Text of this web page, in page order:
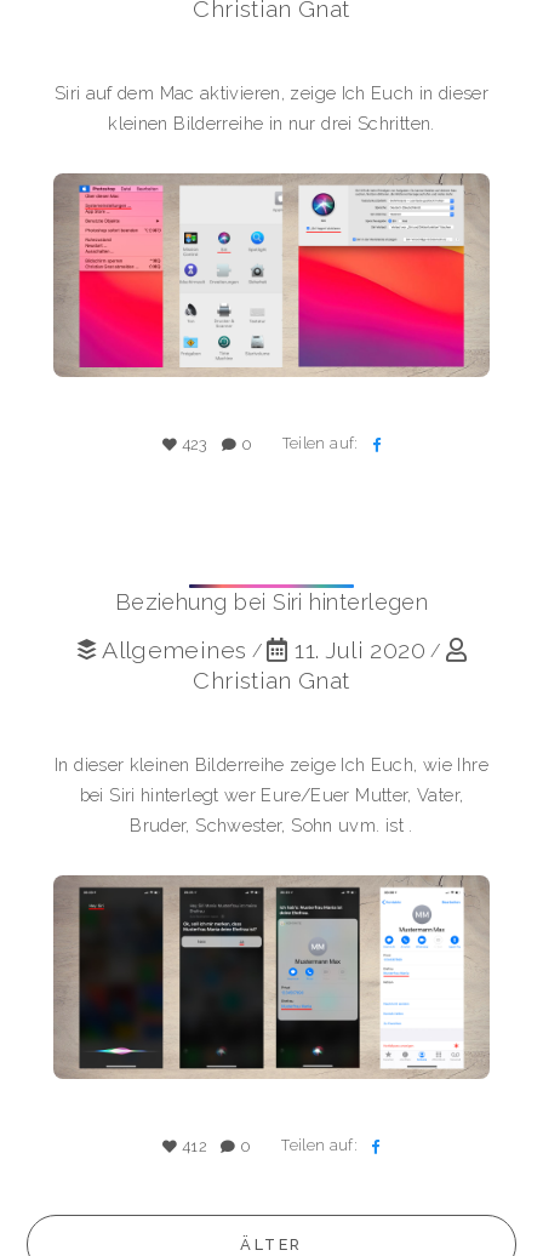
Christian Gnat
Siri auf dem Mac aktivieren, zeige Ich Euch in dieser
kleinen Bilderreihe in nur drei Schritten.
423 0 Teilen auf:
Beziehung bei Siri hinterlegen
Allgemeines / 11. Juli 2020 /
Christian Gnat
In dieser kleinen Bilderreihe zeige Ich Euch, wie Ihre
bei Siri hinterlegt wer Eure/Euer Mutter, Vater,
Bruder, Schwester, Sohn uvm. ist .
412 0 Teilen auf:
ÄLTER